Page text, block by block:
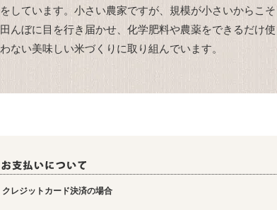
をしています。小さい農家ですが、規模が小さいからこそ
田んぼに目を行き届かせ、化学肥料や農薬をできるだけ使
わない美味しい米づくりに取り組んでいます。
クレジットカード決済の場合